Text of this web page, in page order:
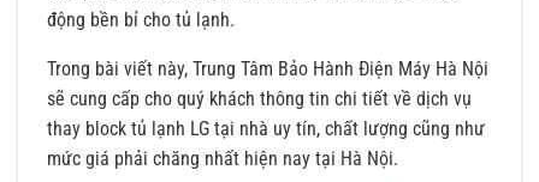
động bền bỉ cho tủ lạnh.
Trong bài viết này, Trung Tâm Bảo Hành Điện Máy Hà Nội
sẽ cung cấp cho quý khách thông tin chi tiết về dịch vụ
thay block tủ lạnh LG tại nhà uy tín, chất lượng cũng như
mức giá phải chăng nhất hiện nay tại Hà Nội.